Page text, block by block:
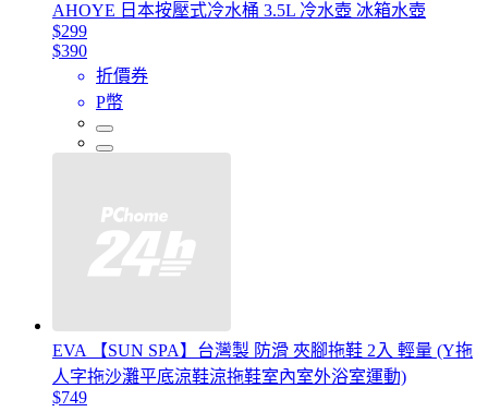
AHOYE 日本按壓式冷水桶 3.5L 冷水壺 冰箱水壺
$299
$390
折價券
P幣
EVA 【SUN SPA】台灣製 防滑 夾腳拖鞋 2入 輕量 (Y拖
人字拖沙灘平底涼鞋涼拖鞋室內室外浴室運動)
$749